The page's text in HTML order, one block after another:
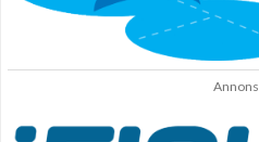
Annons